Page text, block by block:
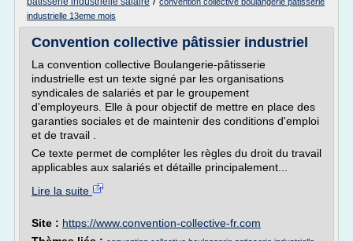
industrielle 13eme mois
Convention collective pâtissier industriel
La convention collective Boulangerie-pâtisserie
industrielle est un texte signé par les organisations
syndicales de salariés et par le groupement
d'employeurs. Elle à pour objectif de mettre en place des
garanties sociales et de maintenir des conditions d'emploi
et de travail .
Ce texte permet de compléter les règles du droit du travail
applicables aux salariés et détaille principalement...
Lire la suite
Site : https://www.convention-collective-fr.com